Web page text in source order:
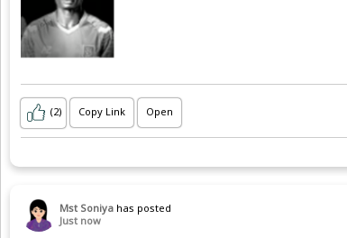
(2) Copy Link Open
Mst Soniya has posted
Just now